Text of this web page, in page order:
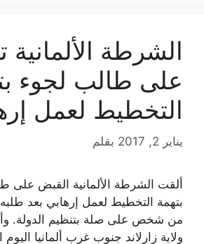
الشرطة
على طالب لجوء
التخطيط لعمل
يناير 2, 2017 بقلم
ألقت الشرطة الألمانية القبض
من شخص على صلة بتنظيم الدولة.